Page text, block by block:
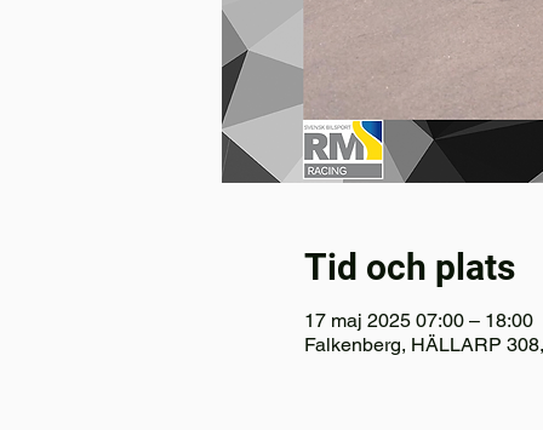
Tid och plats
17 maj 2025 07:00 – 18:00
Falkenberg, HÄLLARP